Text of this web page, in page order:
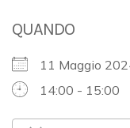
QUANDO
11 Maggio
14:00 - 15:00